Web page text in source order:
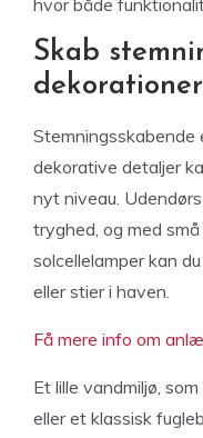
Skab
dekorationer
Stemningsskabende
dekorative detaljer
nyt niveau.
tryghed, og med
solcellelamper kan
eller stier i haven.
Få mere info om
Et lille vandmiljø,
eller et klassisk